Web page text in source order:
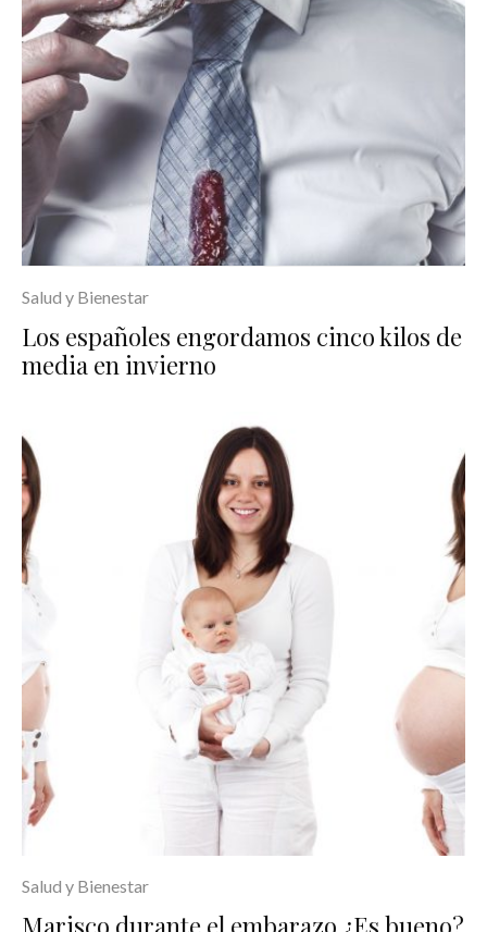
Salud y Bienestar
Los españoles engordamos cinco kilos de
media en invierno
Salud y Bienestar
Marisco durante el embarazo ¿Es bueno?